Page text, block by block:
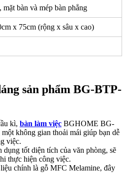
bàn và mép bàn phẳng
x 75cm (rộng x sâu x cao)
sản phẩm BG-BTP-
kì, bàn làm việc BGHOME BG-
không gian thoải mái giúp bạn dễ
việc.
tốt diện tích của văn phòng, sẽ
thực hiện công việc.
chính là gỗ MFC Melamine, đây